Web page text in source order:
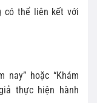
có thể liên kết với
nay” hoặc “Khám
thực hiện hành